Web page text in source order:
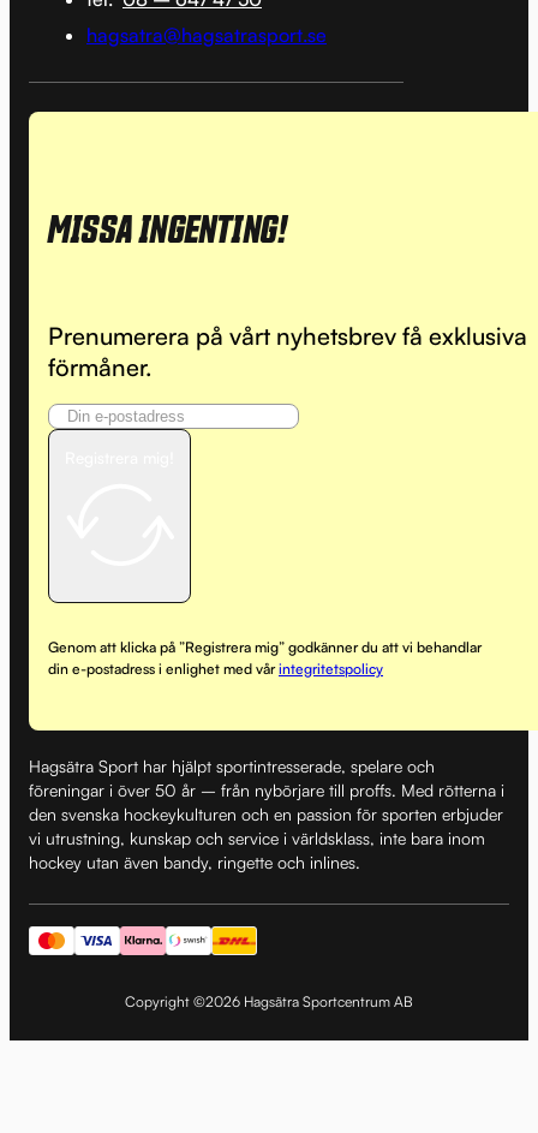
hagsatra@hagsatrasport.se
MISSA INGENTING!
Prenumerera på vårt nyhetsbrev få exklusiva
förmåner.
Genom att klicka på ”Registrera mig” godkänner du att vi behandlar
din e-postadress i enlighet med vårintegritetspolicy
Hagsätra Sport har hjälpt sportintresserade, spelare och
föreningar i över 50 år – från nybörjare till proffs. Med rötterna i
den svenska hockeykulturen och en passion för sporten erbjuder
vi utrustning, kunskap och service i världsklass, inte bara inom
hockey utan även bandy, ringette och inlines.
Copyright ©2026 Hagsätra Sportcentrum AB